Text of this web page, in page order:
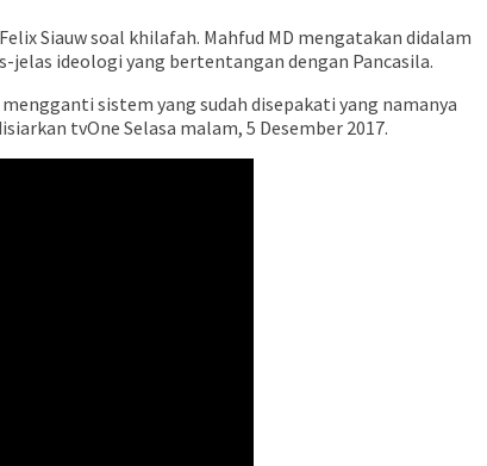
Siauw soal khilafah. Mahfud MD mengatakan didalam
jelas ideologi yang bertentangan dengan Pancasila.
sistem yang sudah disepakati yang namanya
tvOne Selasa malam, 5 Desember 2017.